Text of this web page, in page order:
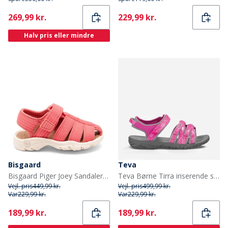
Current
269,99 kr.
Halv pris eller mindre
Current
229,99 kr.
Bisgaard
Bisgaard Piger Joey Sandaler Pink
Vejl. pris449,99 kr.
Var229,99 kr.
Current
189,99 kr.
Teva
Teva Børne Tirra iriserende sandaler Pink
Vejl. pris499,99 kr.
Var229,99 kr.
Current
189,99 kr.